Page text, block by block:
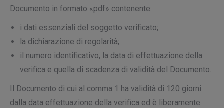
Documento in formato «pdf» contenente:
i dati essenziali del soggetto verificato;
la dichiarazione di regolarità;
il numero identificativo, la data di effettuazione della
verifica e quella di scadenza di validità del Documento.
Il Documento di cui al comma 1 ha validità di 120 giorni
dalla data effettuazione della verifica ed è liberamente